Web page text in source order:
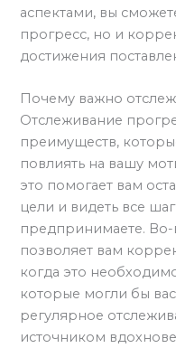
аспектами, вы
прогресс, но и
достижения
Почему важно
Отслеживание
преимуществ,
повлиять на вашу
это помогает вам
цели и видеть все
предпринимаете.
позволяет вам
когда это
которые могли бы
регулярное
источником